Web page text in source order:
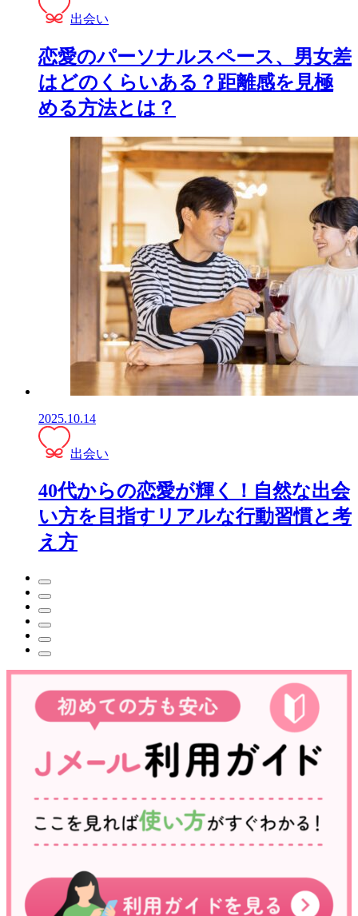
出会い
恋愛のパーソナルスペース、男女差
はどのくらいある？距離感を見極
める方法とは？
2025.10.14
出会い
40代からの恋愛が輝く！自然な出会
い方を目指すリアルな行動習慣と考
え方